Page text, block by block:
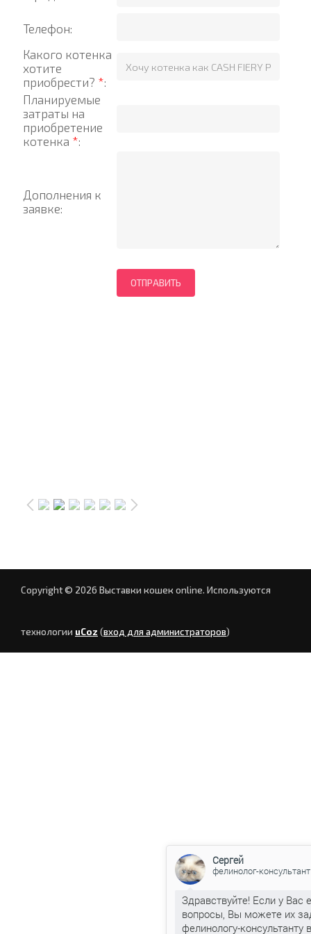
Телефон:
Какого котенка
хотите
приобрести? *:
Планируемые
затраты на
приобретение
котенка *:
Дополнения к
заявке:
Copyright © 2026 Выставки кошек online. Используются
технологии uCoz (вход для администраторов)
Сергей
фелинолог-консультант
Здравствуйте! Если у Вас
вопросы, Вы можете их
фелинологу-консультанту в